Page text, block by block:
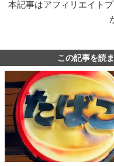
本記事はアフィリエイト
この記事を読